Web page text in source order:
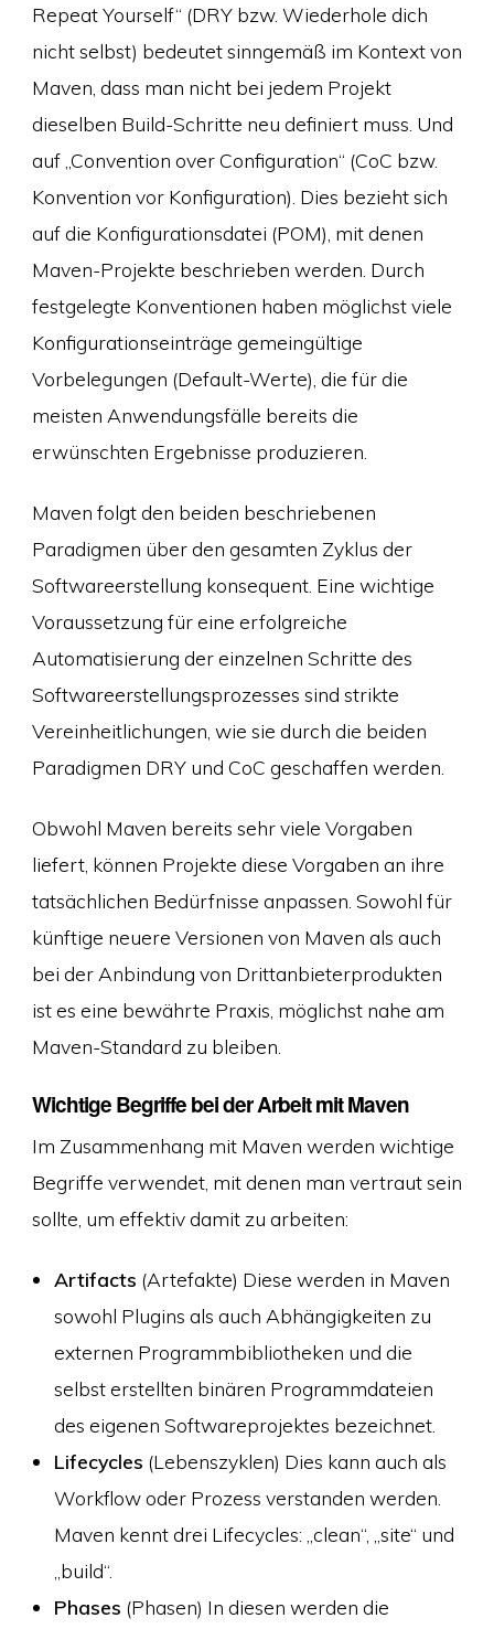
Repeat Yourself“ (DRY bzw. Wiederhole dich
nicht selbst) bedeutet sinngemäß im Kontext von
Maven, dass man nicht bei jedem Projekt
dieselben Build-Schritte neu definiert muss. Und
auf „Convention over Configuration“ (CoC bzw.
Konvention vor Konfiguration). Dies bezieht sich
auf die Konfigurationsdatei (POM), mit denen
Maven-Projekte beschrieben werden. Durch
festgelegte Konventionen haben möglichst viele
Konfigurationseinträge gemeingültige
Vorbelegungen (Default-Werte), die für die
meisten Anwendungsfälle bereits die
erwünschten Ergebnisse produzieren.
Maven folgt den beiden beschriebenen
Paradigmen über den gesamten Zyklus der
Softwareerstellung konsequent. Eine wichtige
Voraussetzung für eine erfolgreiche
Automatisierung der einzelnen Schritte des
Softwareerstellungsprozesses sind strikte
Vereinheitlichungen, wie sie durch die beiden
Paradigmen DRY und CoC geschaffen werden.
Obwohl Maven bereits sehr viele Vorgaben
liefert, können Projekte diese Vorgaben an ihre
tatsächlichen Bedürfnisse anpassen. Sowohl für
künftige neuere Versionen von Maven als auch
bei der Anbindung von Drittanbieterprodukten
ist es eine bewährte Praxis, möglichst nahe am
Maven-Standard zu bleiben.
Wichtige Begriffe bei der Arbeit mit Maven
Im Zusammenhang mit Maven werden wichtige
Begriffe verwendet, mit denen man vertraut sein
sollte, um effektiv damit zu arbeiten:
Artifacts (Artefakte) Diese werden in Maven
sowohl Plugins als auch Abhängigkeiten zu
externen Programmbibliotheken und die
selbst erstellten binären Programmdateien
des eigenen Softwareprojektes bezeichnet.
Lifecycles (Lebenszyklen) Dies kann auch als
Workflow oder Prozess verstanden werden.
Maven kennt drei Lifecycles: „clean“, „site“ und
„build“.
Phases (Phasen) In diesen werden die